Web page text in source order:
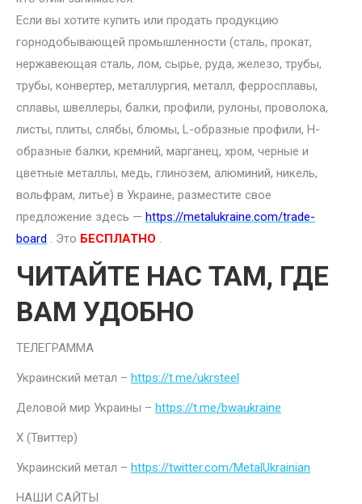
Если вы хотите купить или продать продукцию
горнодобывающей промышленности (сталь, прокат,
нержавеющая сталь, лом, сырье, руда, железо, трубы,
трубы, конвертер, металлургия, металл, ферросплавы,
сплавы, швеллеры, балки, профили, рулоны, проволока,
листы, плиты, слябы, блюмы, L-образные профили, H-
образные балки, кремний, марганец, хром, черные и
цветные металлы, медь, глинозем, алюминий, никель,
вольфрам, литье) в Украине, разместите свое
предложение здесь — https://metalukraine.com/trade-
board . Это БЕСПЛАТНО .
ЧИТАЙТЕ НАС ТАМ, ГДЕ
ВАМ УДОБНО
ТЕЛЕГРАММА
Украинский метал – https://t.me/ukrsteel
Деловой мир Украины – https://t.me/bwaukraine
Х (Твиттер)
Украинский метал – https://twitter.com/MetalUkrainian
НАШИ САЙТЫ